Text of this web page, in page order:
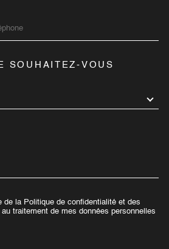
SOUHAITEZ-VOUS
de la Politique de confidentialité et des
traitement de mes données personnelles